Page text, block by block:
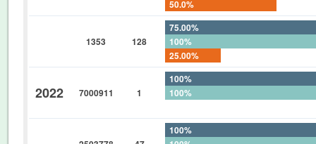
50.0%
1353 128
75.00%
100%
25.00%
2022 7000911 1
100%
100%
100%